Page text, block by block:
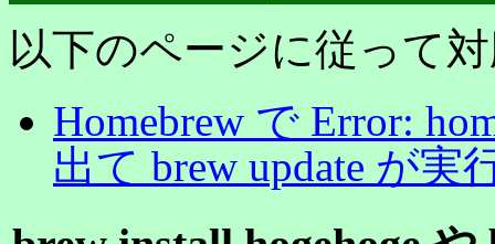
以下のページに従って
Homebrew で Error:
出て brew update が実